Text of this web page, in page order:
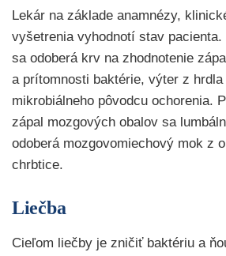
Lekár na základe anamnézy,
vyšetrenia vyhodnotí stav
sa odoberá krv na zhodnotenie
a prítomnosti baktérie, výter z
mikrobiálneho pôvodcu ochorenia.
zápal mozgových obalov sa
odoberá mozgovomiechový mok z
chrbtice.
Liečba
Cieľom liečby je zničiť baktériu a